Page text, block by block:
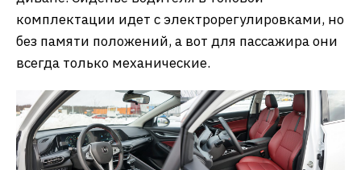
комплектации идет с электрорегулировками, но
без памяти положений, а вот для пассажира они
всегда только механические.